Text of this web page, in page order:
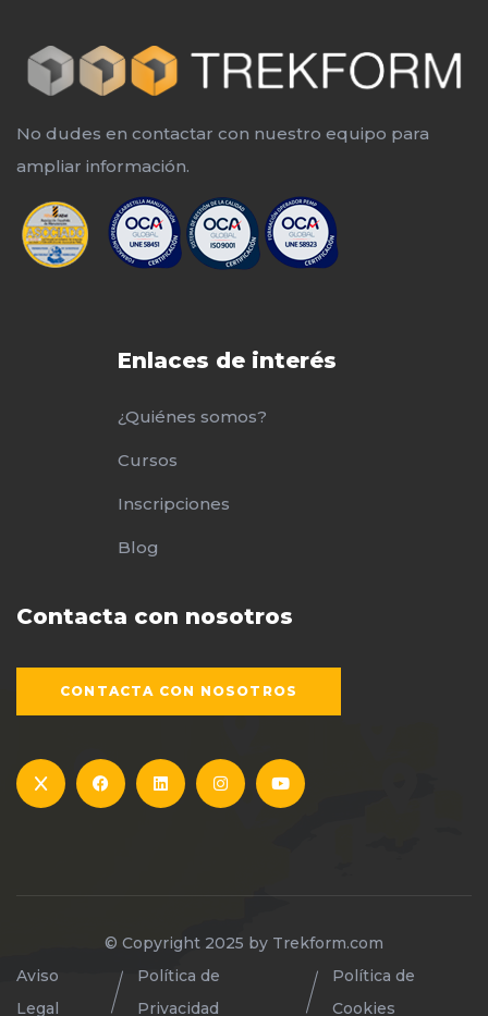
No dudes en contactar con nuestro equipo para
ampliar información.
Enlaces de interés
¿Quiénes somos?
Cursos
Inscripciones
Blog
Contacta con nosotros
CONTACTA CON NOSOTROS
© Copyright 2025 by Trekform.com
Aviso
Legal
Política de
Privacidad
Política de
Cookies